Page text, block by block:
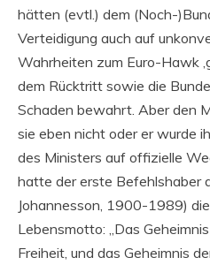
hätten (evtl.) dem (Noch-
Verteidigung auch auf
Wahrheiten zum Euro-Hawk
dem Rücktritt sowie die
Schaden bewahrt. Aber den
sie eben nicht oder er wurde
des Ministers auf offizielle
hatte der erste Befehlshaber
Johannesson, 1900-1989)
Lebensmotto: „Das
Freiheit, und das Geheimnis